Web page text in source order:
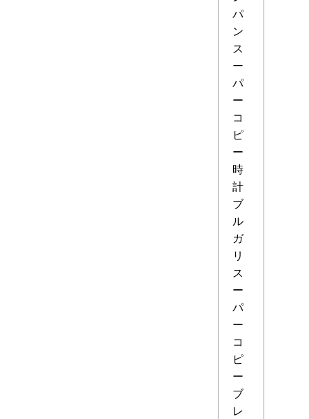
パ
ン
ス
ー
パ
ー
コ
ピ
ー
時
計
ブ
ル
ガ
リ
ス
ー
パ
ー
コ
ピ
ー
ブ
レ